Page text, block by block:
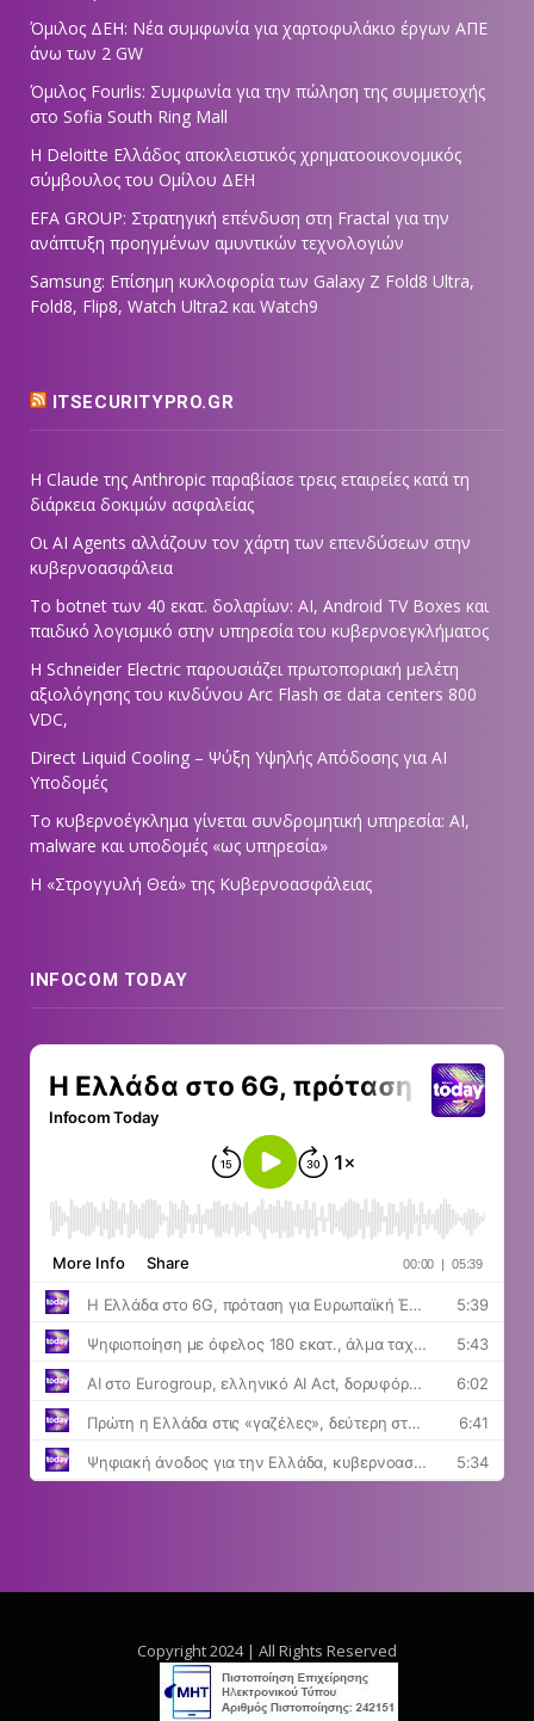
Όμιλος ΔΕΗ: Νέα συμφωνία για χαρτοφυλάκιο έργων ΑΠΕ
άνω των 2 GW
Όμιλος Fourlis: Συμφωνία για την πώληση της συμμετοχής
στο Sofia South Ring Mall
Η Deloitte Ελλάδος αποκλειστικός χρηματοοικονομικός
σύμβουλος του Ομίλου ΔΕΗ
EFA GROUP: Στρατηγική επένδυση στη Fractal για την
ανάπτυξη προηγμένων αμυντικών τεχνολογιών
Samsung: Επίσημη κυκλοφορία των Galaxy Z Fold8 Ultra,
Fold8, Flip8, Watch Ultra2 και Watch9
ITSECURITYPRO.GR
Η Claude της Anthropic παραβίασε τρεις εταιρείες κατά τη
διάρκεια δοκιμών ασφαλείας
Οι AI Agents αλλάζουν τον χάρτη των επενδύσεων στην
κυβερνοασφάλεια
Το botnet των 40 εκατ. δολαρίων: AI, Android TV Boxes και
παιδικό λογισμικό στην υπηρεσία του κυβερνοεγκλήματος
Η Schneider Electric παρουσιάζει πρωτοποριακή μελέτη
αξιολόγησης του κινδύνου Arc Flash σε data centers 800
VDC,
Direct Liquid Cooling – Ψύξη Υψηλής Απόδοσης για AI
Υποδομές
Το κυβερνοέγκλημα γίνεται συνδρομητική υπηρεσία: AI,
malware και υποδομές «ως υπηρεσία»
Η «Στρογγυλή Θεά» της Κυβερνοασφάλειας
INFOCOM TODAY
Copyright 2024 | All Rights Reserved